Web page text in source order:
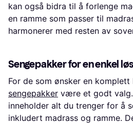
kan også bidra til å forlenge
en ramme som passer til
harmonerer med resten av
Sengepakker for en enkel
For de som ønsker en komplett
sengepakker være et godt
inneholder alt du trenger for å
inkludert madrass og ramme.